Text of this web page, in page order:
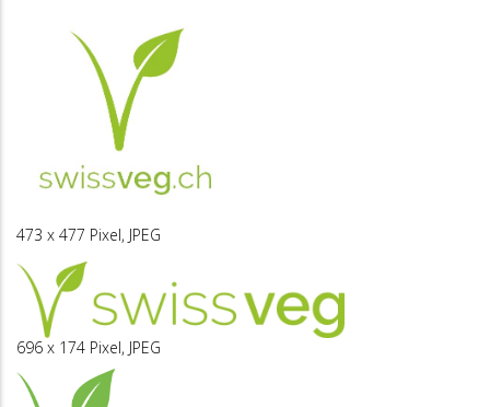
473 x 477 Pixel, JPEG
696 x 174 Pixel, JPEG